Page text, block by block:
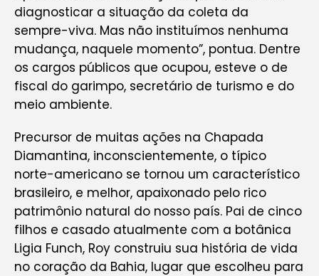
diagnosticar a situação da coleta da
sempre-viva. Mas não instituímos nenhuma
mudança, naquele momento”, pontua. Dentre
os cargos públicos que ocupou, esteve o de
fiscal do garimpo, secretário de turismo e do
meio ambiente.
Precursor de muitas ações na Chapada
Diamantina, inconscientemente, o típico
norte-americano se tornou um característico
brasileiro, e melhor, apaixonado pelo rico
patrimônio natural do nosso país. Pai de cinco
filhos e casado atualmente com a botânica
Ligia Funch, Roy construiu sua história de vida
no coração da Bahia, lugar que escolheu para